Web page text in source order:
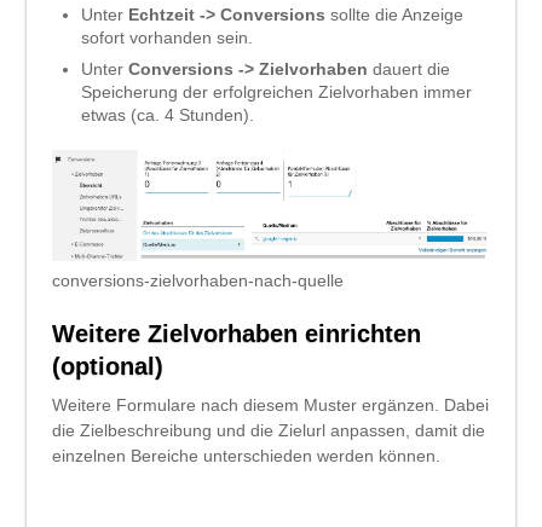
Unter Echtzeit -> Conversions sollte die Anzeige
sofort vorhanden sein.
Unter Conversions -> Zielvorhaben dauert die
Speicherung der erfolgreichen Zielvorhaben immer
etwas (ca. 4 Stunden).
conversions-zielvorhaben-nach-quelle
Weitere Zielvorhaben einrichten
(optional)
Weitere Formulare nach diesem Muster ergänzen. Dabei
die Zielbeschreibung und die Zielurl anpassen, damit die
einzelnen Bereiche unterschieden werden können.